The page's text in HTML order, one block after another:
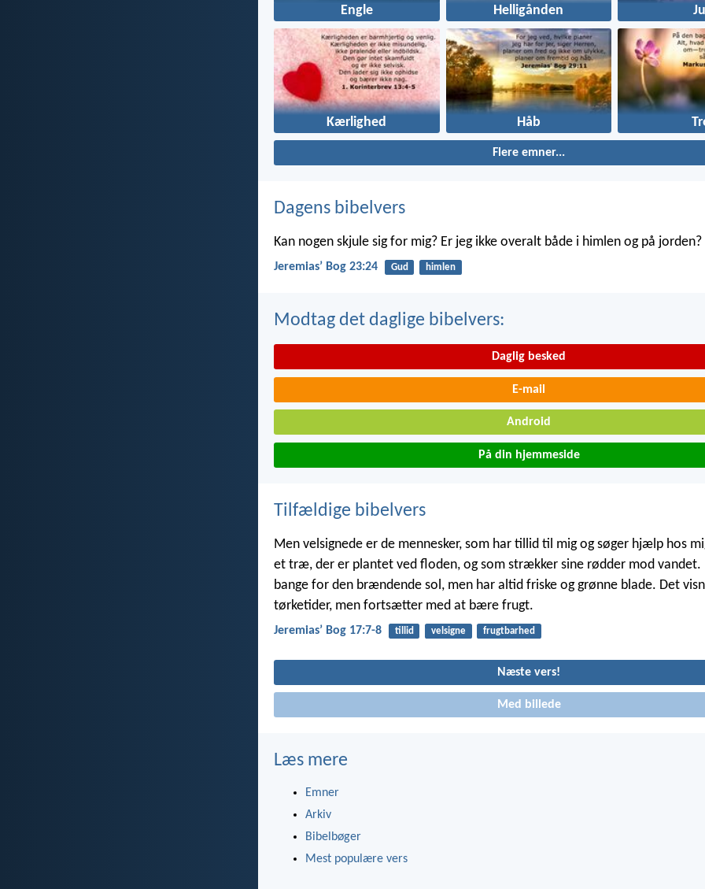
Engle Helligånden
Kærlighed Håb
Flere emner...
Dagens bibelvers
Kan nogen skjule sig for mig? Er jeg ikke overalt både i himlen og på jorden?
Jeremiasʼ Bog 23:24 Gud himlen
Modtag det daglige bibelvers:
Daglig besked
E-mail
Android
På din hjemmeside
Tilfældige bibelvers
Men velsignede er de mennesker, som har tillid til mig og søger hjælp hos
et træ, der er plantet ved floden, og som strækker sine rødder mod vandet.
bange for den brændende sol, men har altid friske og grønne blade. Det
tørketider, men fortsætter med at bære frugt.
Jeremiasʼ Bog 17:7-8 tillid velsigne frugtbarhed
Næste vers!
Med billede
Læs mere
Emner
Arkiv
Bibelbøger
Mest populære vers